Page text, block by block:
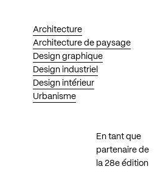
Architecture
Architecture de paysage
Design graphique
Design industriel
Design intérieur
Urbanisme
En tant que
partenaire de
la 28e édition